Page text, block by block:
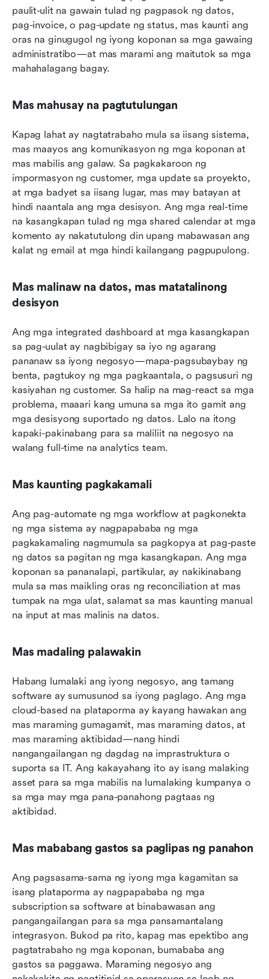
paulit-ulit na gawain tulad ng pagpasok ng datos,
pag-invoice, o pag-update ng status, mas kaunti ang
oras na ginugugol ng iyong koponan sa mga gawaing
administratibo—at mas marami ang maitutok sa mga
mahahalagang bagay.
Mas mahusay na pagtutulungan
Kapag lahat ay nagtatrabaho mula sa iisang sistema,
mas maayos ang komunikasyon ng mga koponan at
mas mabilis ang galaw. Sa pagkakaroon ng
impormasyon ng customer, mga update sa proyekto,
at mga badyet sa iisang lugar, mas may batayan at
hindi naantala ang mga desisyon. Ang mga real-time
na kasangkapan tulad ng mga shared calendar at mga
komento ay nakatutulong din upang mabawasan ang
kalat ng email at mga hindi kailangang pagpupulong.
Mas malinaw na datos, mas matatalinong
desisyon
Ang mga integrated dashboard at mga kasangkapan
sa pag-uulat ay nagbibigay sa iyo ng agarang
pananaw sa iyong negosyo—mapa-pagsubaybay ng
benta, pagtukoy ng mga pagkaantala, o pagsusuri ng
kasiyahan ng customer. Sa halip na mag-react sa mga
problema, maaari kang umuna sa mga ito gamit ang
mga desisyong suportado ng datos. Lalo na itong
kapaki-pakinabang para sa maliliit na negosyo na
walang full-time na analytics team.
Mas kaunting pagkakamali
Ang pag-automate ng mga workflow at pagkonekta
ng mga sistema ay nagpapababa ng mga
pagkakamaling nagmumula sa pagkopya at pag-paste
ng datos sa pagitan ng mga kasangkapan. Ang mga
koponan sa pananalapi, partikular, ay nakikinabang
mula sa mas maikling oras ng reconciliation at mas
tumpak na mga ulat, salamat sa mas kaunting manual
na input at mas malinis na datos.
Mas madaling palawakin
Habang lumalaki ang iyong negosyo, ang tamang
software ay sumusunod sa iyong paglago. Ang mga
cloud-based na plataporma ay kayang hawakan ang
mas maraming gumagamit, mas maraming datos, at
mas maraming aktibidad—nang hindi
nangangailangan ng dagdag na imprastruktura o
suporta sa IT. Ang kakayahang ito ay isang malaking
asset para sa mga mabilis na lumalaking kumpanya o
sa mga may mga pana-panahong pagtaas ng
aktibidad.
Mas mababang gastos sa paglipas ng panahon
Ang pagsasama-sama ng iyong mga kagamitan sa
isang plataporma ay nagpapababa ng mga
subscription sa software at binabawasan ang
pangangailangan para sa mga pansamantalang
integrasyon. Bukod pa rito, kapag mas epektibo ang
pagtatrabaho ng mga koponan, bumababa ang
gastos sa paggawa. Maraming negosyo ang